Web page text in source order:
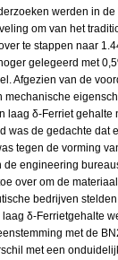
werden in de
om van het
te stappen naar
gelegeerd met
Afgezien van de
mechanische
laag δ-Ferriet gehalte
was de gedachte dat
tegen de vorming
engineering
over om de
bedrijven
δ-Ferrietgehalte
met de
met een